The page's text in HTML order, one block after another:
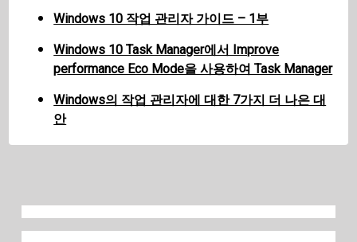
Windows 10 작업 관리자 가이드 – 1부
Windows 10 Task Manager에서 Improve
performance Eco Mode을 사용하여 Task Manager
Windows의 작업 관리자에 대한 7가지 더 나은 대
안